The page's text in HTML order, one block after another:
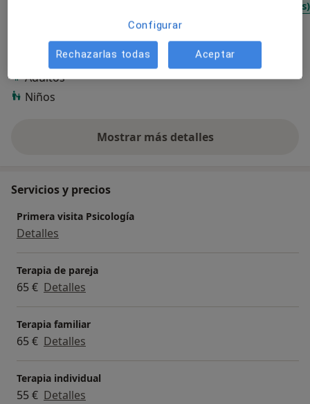
Dificultades emocionales (agresividad, tristeza, miedos)
a11y_sr_more_diseases
Pacientes que atiendo
Adultos
Niños
Mostrar más detalles
sobre la experiencia
Servicios y precios
Primera visita Psicología
Detalles
Terapia de pareja
65 € Detalles
Terapia familiar
65 € Detalles
Terapia individual
55 € Detalles
Configurar
Rechazarlas todas Aceptar